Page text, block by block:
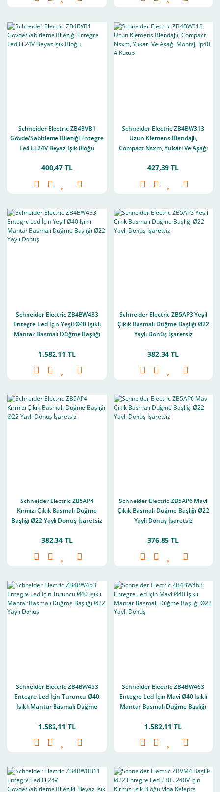
Schneider Electric ZB4BVB1
Gövde/Sabitleme Bileziği Entegre
Led'Li 24V Beyaz Işık Bloğu
400,47 TL
Schneider Electric ZB4BW313
Uzun Klemens Blendajlı,
Compact Nsxm, Yukarı Ve Aşağı
427,39 TL
Schneider Electric ZB4BW433
Entegre Led İçin Yeşil Ø40 Işıklı
Mantar Basmalı Düğme Başlığı
1.582,11 TL
Schneider Electric ZB5AP3 Yeşil
Çıkık Basmalı Düğme Başlığı Ø22
Yaylı Dönüş İşaretsiz
382,34 TL
Schneider Electric ZB5AP4
Kırmızı Çıkık Basmalı Düğme
Başlığı Ø22 Yaylı Dönüş İşaretsiz
382,34 TL
Schneider Electric ZB5AP6 Mavi
Çıkık Basmalı Düğme Başlığı Ø22
Yaylı Dönüş İşaretsiz
376,85 TL
Schneider Electric ZB4BW453
Entegre Led İçin Turuncu Ø40
Işıklı Mantar Basmalı Düğme
1.582,11 TL
Schneider Electric ZB4BW463
Entegre Led İçin Mavi Ø40 Işıklı
Mantar Basmalı Düğme Başlığı
1.582,11 TL